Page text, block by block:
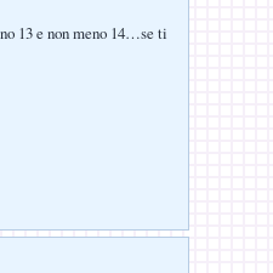
13 e non meno 14…se ti